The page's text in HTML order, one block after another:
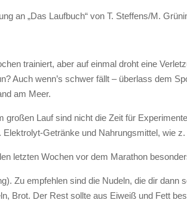
an „Das Laufbuch“ von T. Steffens/M.
trainiert, aber auf einmal droht eine
Auch wenn’s schwer fällt – überlass dem
am Meer.
großen Lauf sind nicht die Zeit für
Getränke und Nahrungsmittel, wie
letzten Wochen vor dem Marathon
Zu empfehlen sind die Nudeln, die dir
Brot. Der Rest sollte aus Eiweiß und Fett